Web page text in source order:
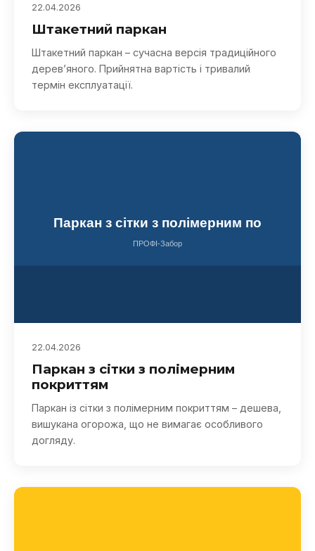
22.04.2026
Штакетний паркан
Штакетний паркан – сучасна версія традиційного
дерев’яного. Прийнятна вартість і тривалий
термін експлуатації.
22.04.2026
Паркан з сітки з полімерним
покриттям
Паркан із сітки з полімерним покриттям – дешева,
вишукана огорожа, що не вимагає особливого
догляду.